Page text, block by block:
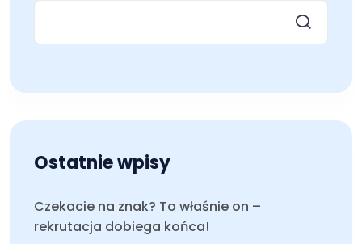
Ostatnie wpisy
Czekacie na znak? To właśnie on –
rekrutacja dobiega końca!